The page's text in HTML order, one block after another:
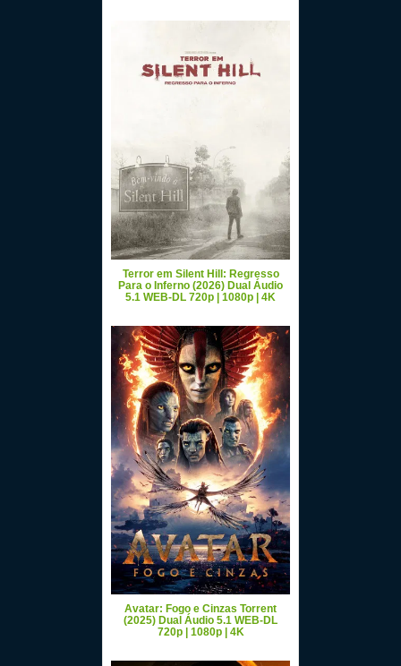
Terror em Silent Hill: Regresso
Para o Inferno (2026) Dual Áudio
5.1 WEB-DL 720p | 1080p | 4K
Avatar: Fogo e Cinzas Torrent
(2025) Dual Áudio 5.1 WEB-DL
720p | 1080p | 4K